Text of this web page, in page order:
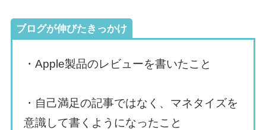
ブログが伸びたきっかけ
・Apple製品のレビューを書いたこと
・自己満足の記事ではなく、マネタイズを
意識して書くようになったこと